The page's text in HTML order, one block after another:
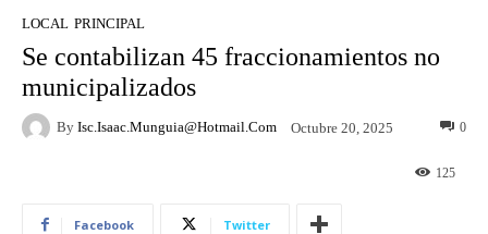
LOCAL PRINCIPAL
Se contabilizan 45 fraccionamientos no
municipalizados
By Isc.isaac.munguia@hotmail.com Octubre 20, 2025 0
125
Facebook Twitter